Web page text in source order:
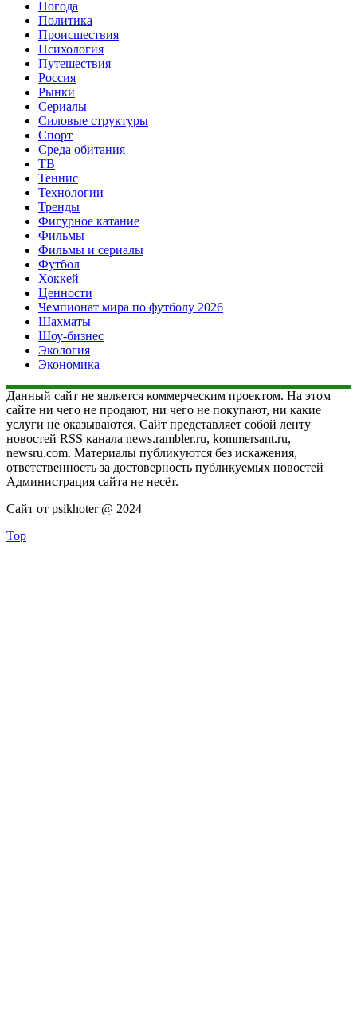
Погода
Политика
Происшествия
Психология
Путешествия
Россия
Рынки
Сериалы
Силовые структуры
Спорт
Среда обитания
ТВ
Теннис
Технологии
Тренды
Фигурное катание
Фильмы
Фильмы и сериалы
Футбол
Хоккей
Ценности
Чемпионат мира по футболу 2026
Шахматы
Шоу-бизнес
Экология
Экономика
Данный сайт не является коммерческим проектом. На этом
сайте ни чего не продают, ни чего не покупают, ни какие
услуги не оказываются. Сайт представляет собой ленту
новостей RSS канала news.rambler.ru, kommersant.ru,
newsru.com. Материалы публикуются без искажения,
ответственность за достоверность публикуемых новостей
Администрация сайта не несёт.
Сайт от psikhoter @ 2024
Top